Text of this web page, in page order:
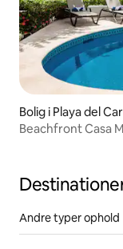
Bolig i Playa del
Beachfront Casa
Andre typer ophold